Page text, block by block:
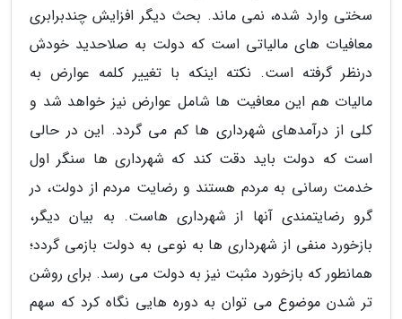
سختی وارد شده، نمی ماند. بحث دیگر افزایش چندبرابری
معافیات های مالیاتی است که دولت به صلاحدید خودش
درنظر گرفته است. نکته اینکه با تغییر کلمه عوارض به
مالیات هم این معافیت ها شامل عوارض نیز خواهد شد و
کلی از درآمدهای شهرداری ها کم می گردد. این در حالی
است که دولت باید دقت کند که شهرداری ها سنگر اول
خدمت رسانی به مردم هستند و رضایت مردم از دولت، در
گرو رضایتمندی آنها از شهرداری هاست. به بیان دیگر،
بازخورد منفی از شهرداری ها به نوعی به دولت بازمی گردد؛
همانطور که بازخورد مثبت نیز به دولت می رسد. برای روشن
تر شدن موضوع می توان به دوره هایی نگاه کرد که سهم